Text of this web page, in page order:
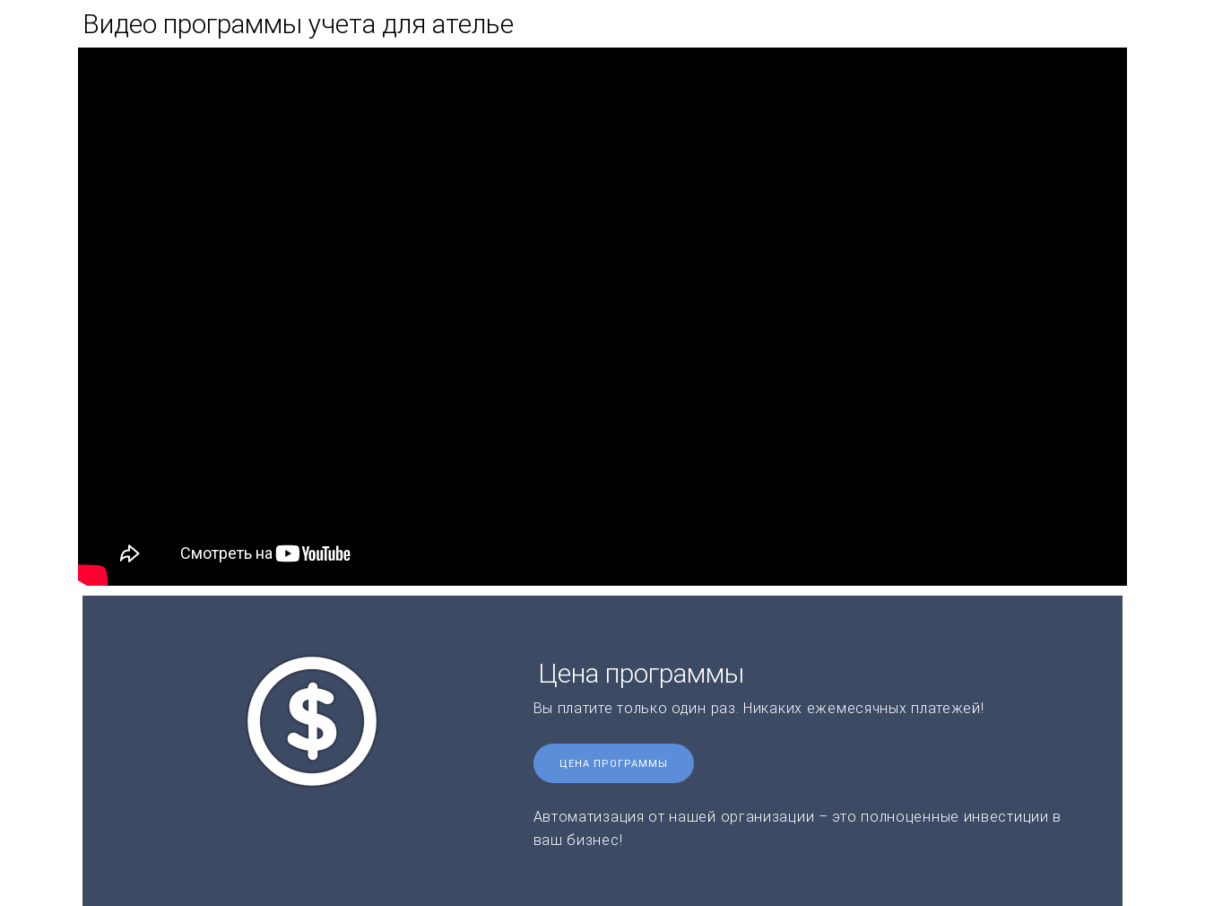
Видео программы учета для ателье
Цена программы
Вы платите только один раз. Никаких ежемесячных платежей!
ЦЕНА ПРОГРАММЫ
Автоматизация от нашей организации – это полноценные инвестиции в
ваш бизнес!